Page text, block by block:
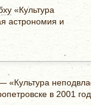
«Культура
астрономия и
«Культура
в 2001